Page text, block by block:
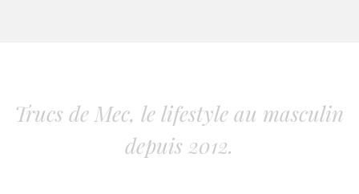
Trucs de Mec, le lifestyle au masculin
depuis 2012.